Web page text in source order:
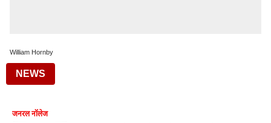
William Hornby
NEWS
जनरल नॉलेज